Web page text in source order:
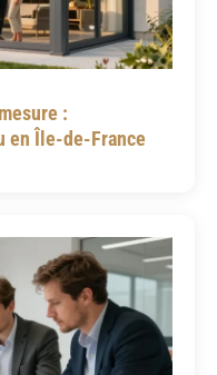
:
en Île-de-France